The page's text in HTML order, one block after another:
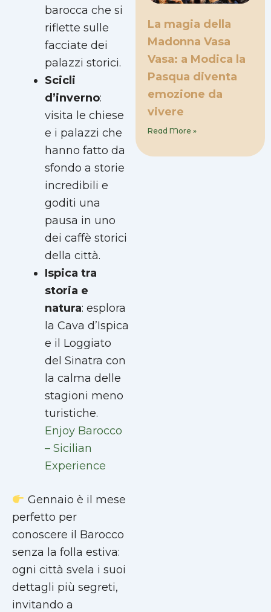
barocca che si
riflette sulle
facciate dei
palazzi storici.
Scicli
d’inverno:
visita le chiese
e i palazzi che
hanno fatto da
sfondo a storie
incredibili e
goditi una
pausa in uno
dei caffè storici
della città.
Ispica tra
storia e
natura: esplora
la Cava d’Ispica
e il Loggiato
del Sinatra con
la calma delle
stagioni meno
turistiche.
Enjoy Barocco
– Sicilian
Experience
Gennaio è il mese
perfetto per
conoscere il Barocco
senza la folla estiva:
ogni città svela i suoi
dettagli più segreti,
invitando a
La magia della
Madonna Vasa
Vasa: a Modica la
Pasqua diventa
emozione da
vivere
Read More »